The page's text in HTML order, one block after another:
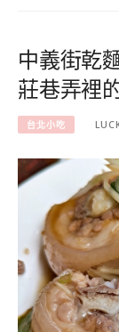
中義街乾
莊巷弄裡
台北小吃